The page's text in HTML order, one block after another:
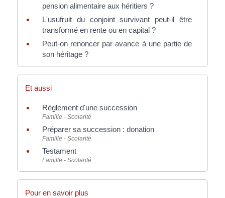
pension alimentaire aux héritiers ?
L'usufruit du conjoint survivant peut-il être
transformé en rente ou en capital ?
Peut-on renoncer par avance à une partie de
son héritage ?
Et aussi
Règlement d'une succession
Famille - Scolarité
Préparer sa succession : donation
Famille - Scolarité
Testament
Famille - Scolarité
Pour en savoir plus